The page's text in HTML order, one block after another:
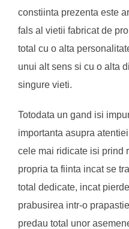
constiinta prezenta este
fals al vietii fabricat de
total cu o alta
unui alt sens si cu o alta
singure vieti.
Totodata un gand isi
importanta asupra
cele mai ridicate isi prind
propria ta fiinta incat se
total dedicate, incat
prabusirea intr-o
predau total unor